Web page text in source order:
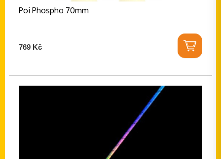
Poi Phospho 70mm
769 Kč